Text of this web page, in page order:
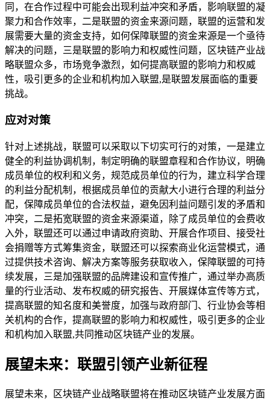
同，在合作过程中可能会出现利益冲突和矛盾，影响联盟的凝
聚力和合作效率，二是联盟的资金来源问题，联盟的运营和发
展需要大量的资金支持，如何保障联盟的资金来源是一个亟待
解决的问题，三是联盟的影响力和权威性问题，区块链产业战
略联盟众多，市场竞争激烈，如何提高联盟的影响力和权威
性，吸引更多的企业和机构加入联盟,是联盟发展面临的重要
挑战。
应对对策
针对上述挑战，联盟可以采取以下切实可行的对策，一是建立
健全的利益协调机制，制定明确的联盟章程和合作协议，明确
成员单位的权利和义务，规范成员单位的行为，建立科学合理
的利益分配机制，根据成员单位的贡献大小进行合理的利益分
配，保障成员单位的合法权益，避免因利益问题引发的矛盾和
冲突，二是拓宽联盟的资金来源渠道，除了成员单位的会费收
入外，联盟还可以通过申请政府资助、开展合作项目、接受社
会捐赠等方式筹集资金，联盟还可以探索商业化运营模式，通
过提供技术咨询、解决方案等服务获取收入，保障联盟的可持
续发展，三是加强联盟的品牌建设和宣传推广，通过举办高质
量的行业活动、发布权威的研究报告、开展媒体宣传等方式，
提高联盟的知名度和美誉度，加强与政府部门、行业协会等相
关机构的合作，提高联盟的影响力和权威性，吸引更多的企业
和机构加入联盟,共同推动区块链产业的发展。
展望未来：联盟引领产业新征程
展望未来，区块链产业战略联盟将在推动区块链产业发展方面